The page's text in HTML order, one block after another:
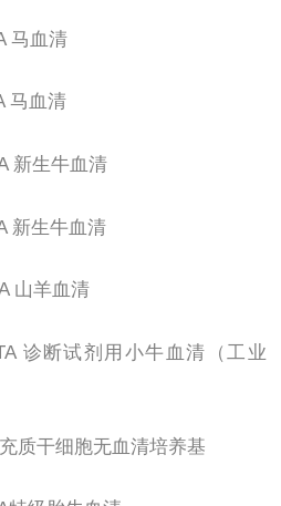
马血清
马血清
新生牛血清
新生牛血清
山羊血清
诊断试剂用小牛血清（工业
质干细胞无血清培养基